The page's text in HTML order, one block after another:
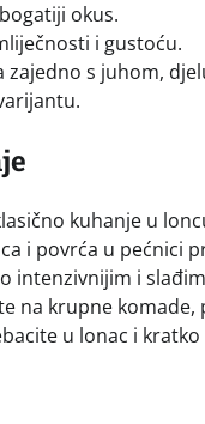
okus.
i gustoću.
s juhom,
kuhanje u
i povrća u pećnici
i
na krupne
u lonac i